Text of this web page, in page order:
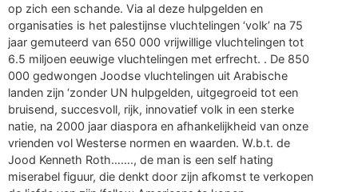
op zich een schande. Via al deze hulpgelden en
organisaties is het palestijnse vluchtelingen ‘volk’ na 75
jaar gemuteerd van 650 000 vrijwillige vluchtelingen tot
6.5 miljoen eeuwige vluchtelingen met erfrecht. . De 850
000 gedwongen Joodse vluchtelingen uit Arabische
landen zijn ‘zonder UN hulpgelden, uitgegroeid tot een
bruisend, succesvoll, rijk, innovatief volk in een sterke
natie, na 2000 jaar diaspora en afhankelijkheid van onze
vrienden vol Westerse normen en waarden. W.b.t. de
Jood Kenneth Roth……., de man is een self hating
miserabel figuur, die denkt door zijn afkomst te verkopen